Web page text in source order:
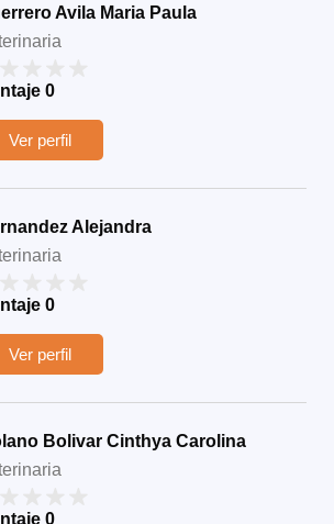
Avila Maria Paula
0
Ver perfil
Alejandra
0
Ver perfil
Bolivar Cinthya Carolina
0